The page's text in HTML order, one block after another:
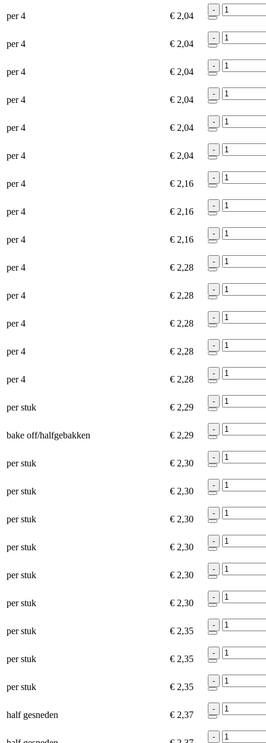
per 4 € 2,04
-
per 4 € 2,04
-
per 4 € 2,04
-
per 4 € 2,04
-
per 4 € 2,04
-
per 4 € 2,04
-
per 4 € 2,16
-
per 4 € 2,16
-
per 4 € 2,16
-
per 4 € 2,28
-
per 4 € 2,28
-
per 4 € 2,28
-
per 4 € 2,28
-
per 4 € 2,28
-
per stuk € 2,29
-
bake off/halfgebakken € 2,29
-
per stuk € 2,30
-
per stuk € 2,30
-
per stuk € 2,30
-
per stuk € 2,30
-
per stuk € 2,30
-
per stuk € 2,30
-
per stuk € 2,35
-
per stuk € 2,35
-
per stuk € 2,35
-
half gesneden € 2,37
-
-